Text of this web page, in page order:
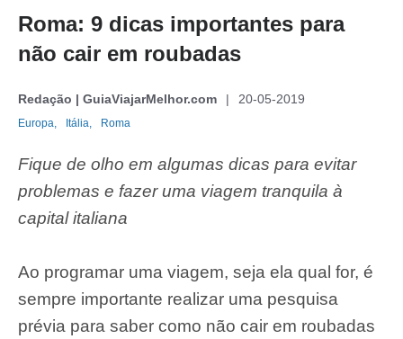
Roma: 9 dicas importantes para
não cair em roubadas
Redação | GuiaViajarMelhor.com 20-05-2019
Europa, Itália, Roma
Fique de olho em algumas dicas para evitar
problemas e fazer uma viagem tranquila à
capital italiana
Ao programar uma viagem, seja ela qual for, é
sempre importante realizar uma pesquisa
prévia para saber como não cair em roubadas